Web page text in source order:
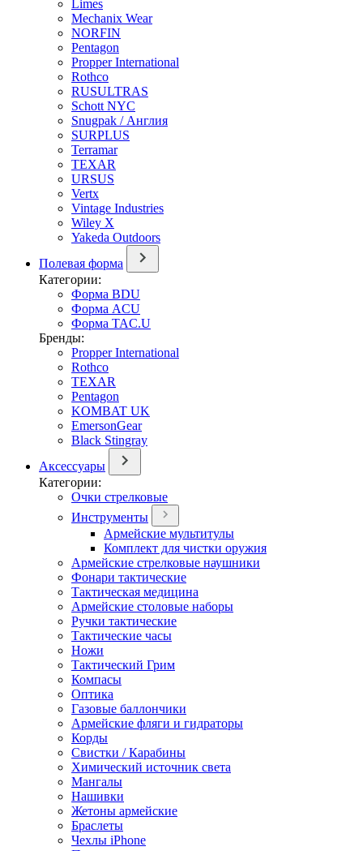
Limes
Mechanix Wear
NORFIN
Pentagon
Propper International
Rothco
RUSULTRAS
Schott NYC
Snugpak / Англия
SURPLUS
Terramar
TEXAR
URSUS
Vertx
Vintage Industries
Wiley X
Yakeda Outdoors
Полевая форма
Категории:
Форма BDU
Форма ACU
Форма TAC.U
Бренды:
Propper International
Rothco
TEXAR
Pentagon
KOMBAT UK
EmersonGear
Black Stingray
Аксессуары
Категории:
Очки стрелковые
Инструменты
Армейские мультитулы
Комплект для чистки оружия
Армейские стрелковые наушники
Фонари тактические
Тактическая медицина
Армейские столовые наборы
Ручки тактические
Тактические часы
Ножи
Тактический Грим
Компасы
Оптика
Газовые баллончики
Армейские фляги и гидраторы
Корды
Свистки / Карабины
Химический источник света
Мангалы
Нашивки
Жетоны армейские
Браслеты
Чехлы iPhone